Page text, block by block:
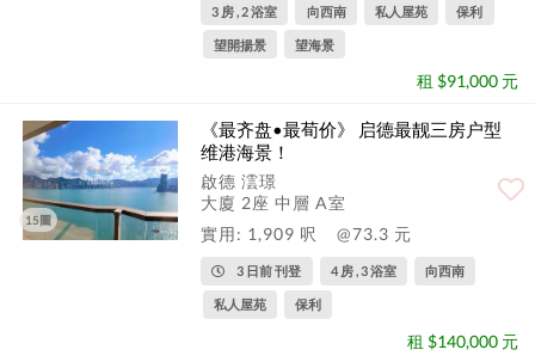
3 房 , 2 浴室 向西南 私人屋苑 保利
望開揚景 望海景
租 $91,000 元
15圖
《最齐盘•最荀价》 启德最靓三房户型
维港海景！
啟德 澐璟
大廈 2座 中層 A室
實用: 1,909 呎
@73.3 元
3 日前 刊登 4 房 , 3 浴室 向西南
私人屋苑 保利
租 $140,000 元